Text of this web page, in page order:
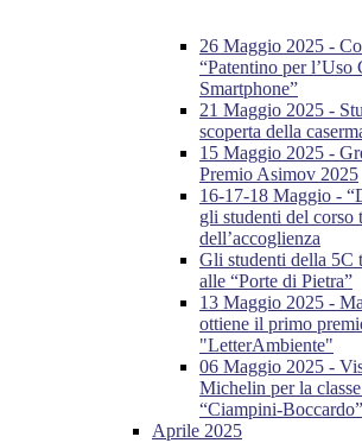
26 Maggio 2025 -
“Patentino per l’Uso
Smartphone”
21 Maggio 2025 -
scoperta della
15 Maggio 2025 -
Premio Asimov 2025
16-17-18 Maggio -
gli studenti del corso
dell’accoglienza
Gli studenti della 5C
alle “Porte di Pietra”
13 Maggio 2025 -
ottiene il primo
"LetterAmbiente"
06 Maggio 2025 -
Michelin per la
“Ciampini-Boccardo”
Aprile 2025